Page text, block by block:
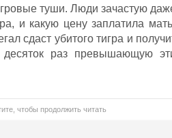
туши. Люди зачастую
и какую цену заплатила
сдаст убитого тигра и
раз превышающую
чтобы продолжить читать